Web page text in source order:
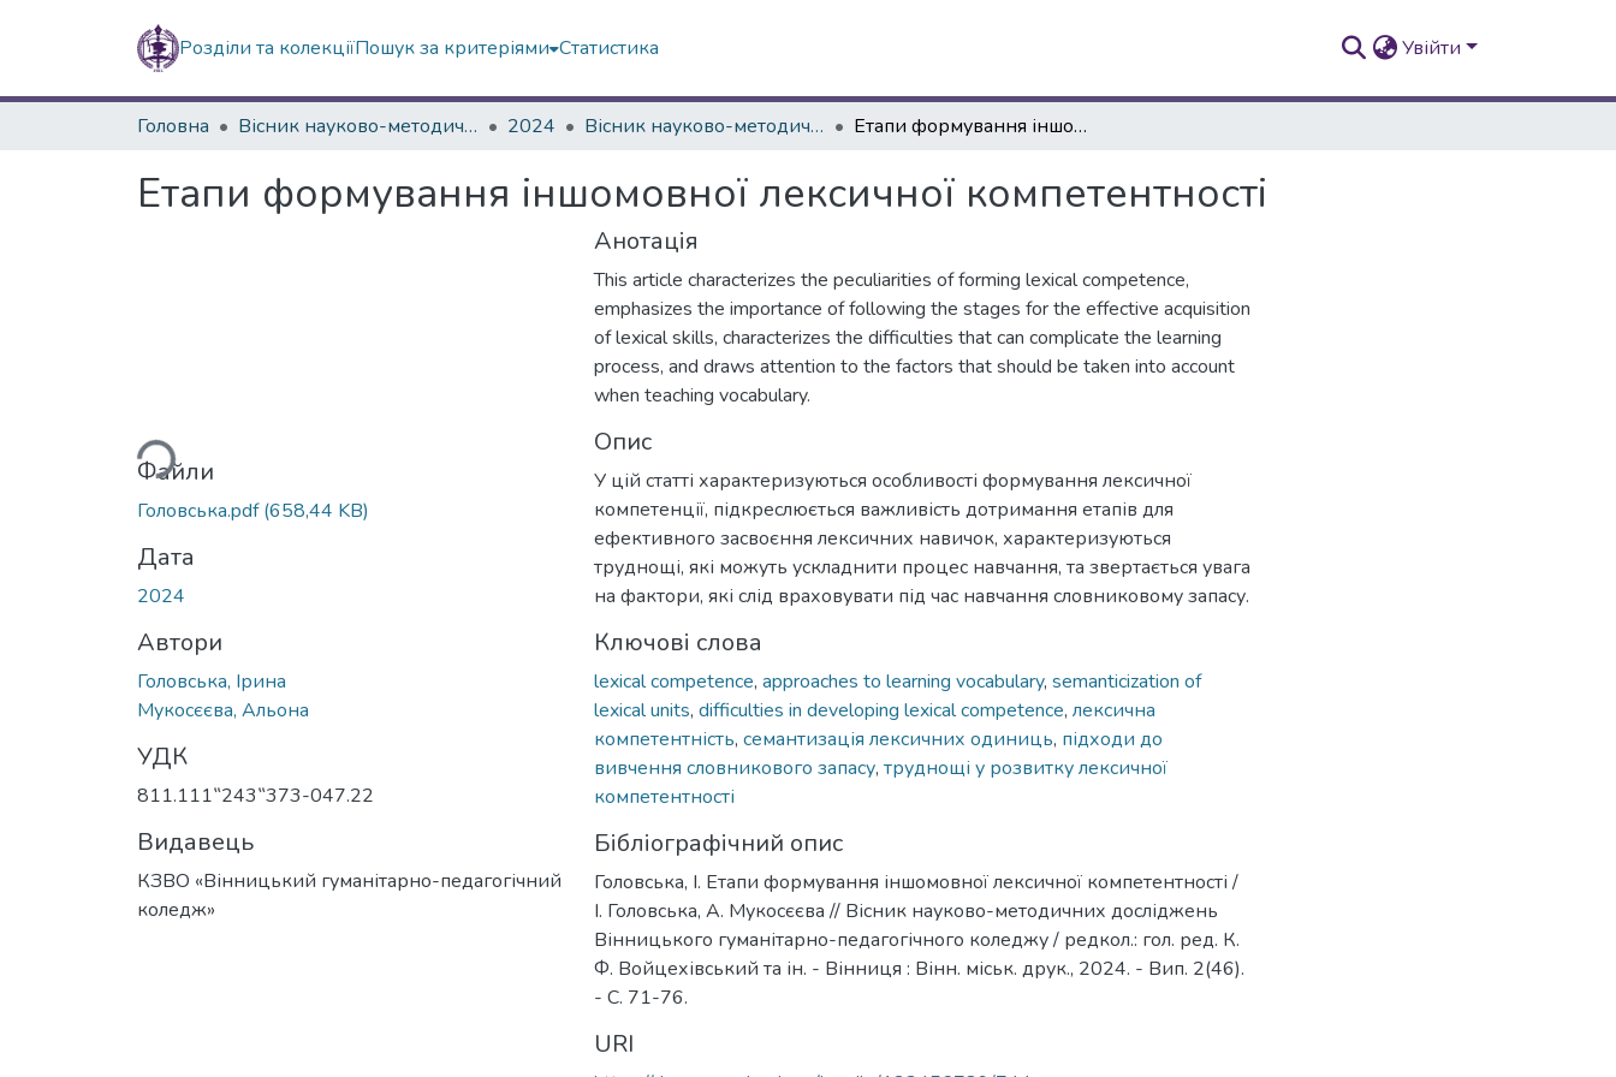
Розділи та колекціїПошук за критеріями Статистика Увійти
Головна Вісник науково-методичних досліджень ВГПК 2024 Вісник науково-методичних досліджень ВГПК № 2 (46) Етапи формування іншомовної лексичної компетентності
Етапи формування іншомовної лексичної компетентності
Вантажиться...
Файли
Головська.pdf(658,44 KB)
Дата
2024
Автори
Головська, Ірина
Мукосєєва, Альона
УДК
811.111‟243‟373-047.22
Видавець
КЗВО «Вінницький гуманітарно-педагогічний
коледж»
Анотація
This article characterizes the peculiarities of forming lexical competence,
emphasizes the importance of following the stages for the effective acquisition
of lexical skills, characterizes the difficulties that can complicate the learning
process, and draws attention to the factors that should be taken into account
when teaching vocabulary.
Опис
У цій статті характеризуються особливості формування лексичної
компетенції, підкреслюється важливість дотримання етапів для
ефективного засвоєння лексичних навичок, характеризуються
труднощі, які можуть ускладнити процес навчання, та звертається увага
на фактори, які слід враховувати під час навчання словниковому запасу.
Ключові слова
lexical competence, approaches to learning vocabulary, semanticization of
lexical units, difficulties in developing lexical competence, лексична
компетентність, семантизація лексичних одиниць, підходи до
вивчення словникового запасу, труднощі у розвитку лексичної
компетентності
Бібліографічний опис
Головська, І. Етапи формування іншомовної лексичної компетентності /
І. Головська, А. Мукосєєва // Вісник науково-методичних досліджень
Вінницького гуманітарно-педагогічного коледжу / редкол.: гол. ред. К.
Ф. Войцехівський та ін. - Вінниця : Вінн. міськ. друк., 2024. - Вип. 2(46).
- С. 71-76.
URI